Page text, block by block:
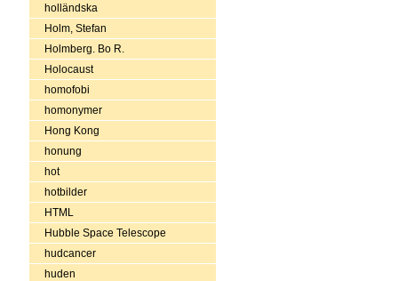
holländska
Holm, Stefan
Holmberg. Bo R.
Holocaust
homofobi
homonymer
Hong Kong
honung
hot
hotbilder
HTML
Hubble Space Telescope
hudcancer
huden